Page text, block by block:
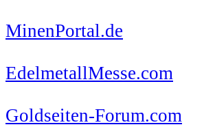
MinenPortal.de
EdelmetallMesse.com
Goldseiten-Forum.com